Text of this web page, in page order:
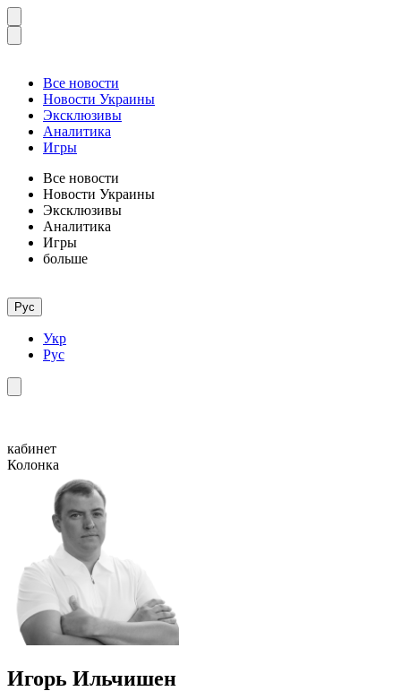
Все новости
Новости Украины
Эксклюзивы
Аналитика
Игры
Все новости
Новости Украины
Эксклюзивы
Аналитика
Игры
больше
Рус
Укр
Рус
кабинет
Колонка
Игорь Ильчишен